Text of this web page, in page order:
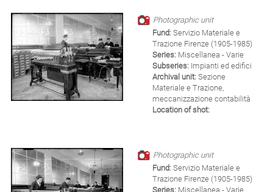
Photographic unit
Fund: Servizio Materiale e
Trazione Firenze (1905-1985)
Series: Miscellanea - Varie
Subseries: Impianti ed edifici
Archival unit: Sezione
Materiale e Trazione,
meccanizzazione contabilità
Location of shot:
Photographic unit
Fund: Servizio Materiale e
Trazione Firenze (1905-1985)
Series: Miscellanea - Varie